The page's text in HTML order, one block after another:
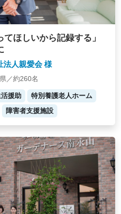
ほしいから記録する」
法人親愛会 様
／約260名
援助
特別養護老人ホーム
障害者支援施設